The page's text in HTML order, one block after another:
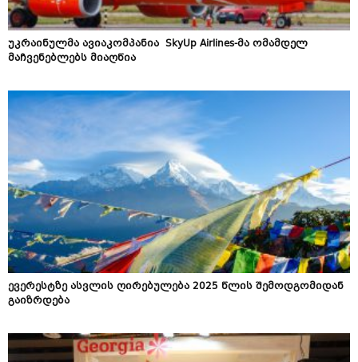
უკრაინულმა ავიაკომპანია SkyUp Airlines-მა ომამდელ
მაჩვენებლებს მიაღწია
ევერესტზე ასვლის ღირებულება 2025 წლის შემოდგომიდან
გაიზრდება